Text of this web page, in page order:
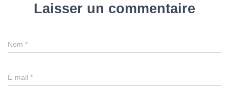
Laisser un commentaire
Nom *
E-mail *